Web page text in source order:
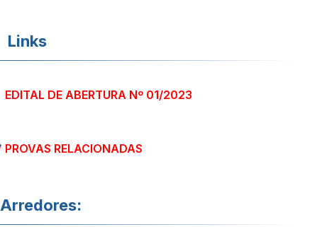
Links
EDITAL DE ABERTURA Nº 01/2023
PROVAS RELACIONADAS
Arredores: